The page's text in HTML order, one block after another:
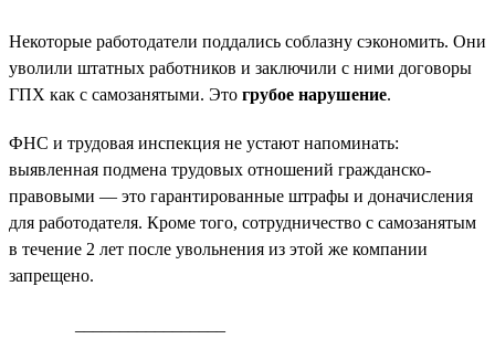
Некоторые работодатели поддались соблазну сэкономить. Они
уволили штатных работников и заключили с ними договоры
ГПХ как с самозанятыми. Это грубое нарушение.
ФНС и трудовая инспекция не устают напоминать:
выявленная подмена трудовых отношений гражданско-
правовыми — это гарантированные штрафы и доначисления
для работодателя. Кроме того, сотрудничество с самозанятым
в течение 2 лет после увольнения из этой же компании
запрещено.